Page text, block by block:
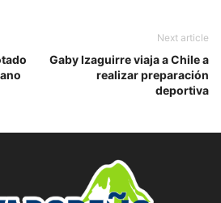
Next article
Gaby Izaguirre viaja a Chile a
realizar preparación
deportiva